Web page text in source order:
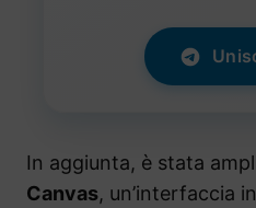
In aggiunta, è stata
Canvas, un’interfaccia